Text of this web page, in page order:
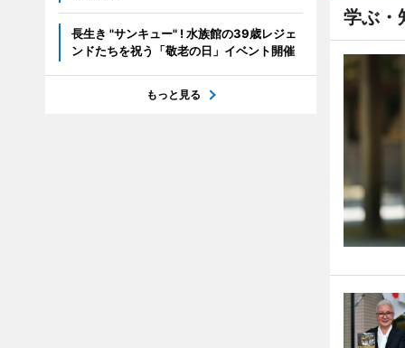
学ぶ・
長生き "サンキュー" ! 水族館の39歳レジェ
ンドたちを祝う「敬老の日」イベント開催
もっと見る